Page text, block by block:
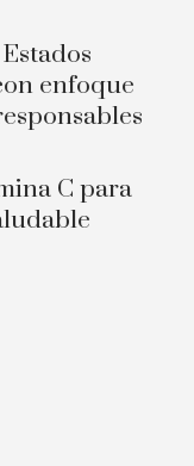
enfoque
C para